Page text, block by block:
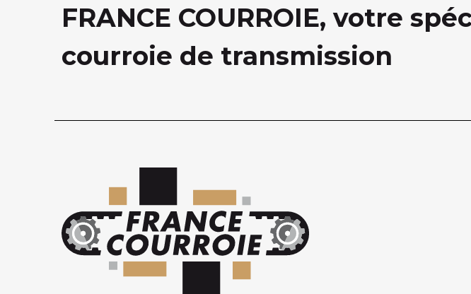
FRANCE COURROIE, votre
courroie de transmission